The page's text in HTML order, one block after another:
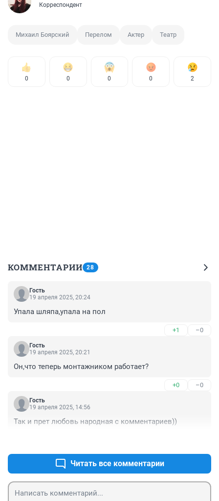
Корреспондент
Михаил Боярский Перелом Актер Театр
0 0 0 0 2
КОММЕНТАРИИ 28
Гость
19 апреля 2025, 20:24
Упала шляпа,упала на пол
+1 –0
Гость
19 апреля 2025, 20:21
Он,что теперь монтажником работает?
+0 –0
Гость
19 апреля 2025, 14:56
Так и прет любовь народная с комментариев))
Читать все комментарии